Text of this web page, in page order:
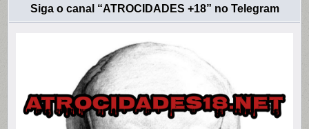
Siga o canal “ATROCIDADES +18” no Telegram